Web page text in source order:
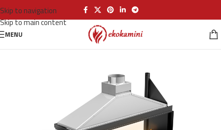
Skip to navigation
Skip to main content
MENU